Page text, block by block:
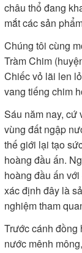
châu thổ đang
mắt các sản
Chúng tôi cùng
Tràm Chim
Chiếc vỏ lãi len
vang tiếng chim
Sáu năm nay, cứ
vùng đất ngập
thế giới lại tạo
hoàng đầu ấn.
hoàng đầu ấn
xác định đây là
nghiệm tham
Trước cánh đồng
nước mênh